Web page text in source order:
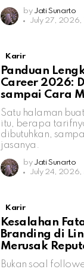
by Jati Sunarto
July 27, 2026,
Karir
Panduan
Career 2026:
sampai Cara
Satu halaman
itu, berapa
dibutuhkan,
jasanya.
by Jati Sunarto
July 24, 2026,
Karir
Kesalahan
Branding di
Merusak
Bukan soal